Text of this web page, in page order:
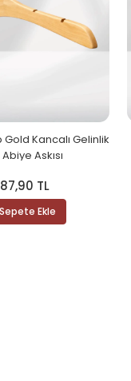
Kancalı Gelinlik
Askısı
TL
Sepete Ekle